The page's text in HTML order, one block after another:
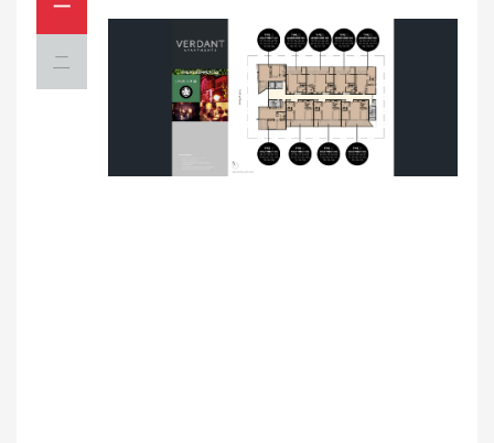
一
二